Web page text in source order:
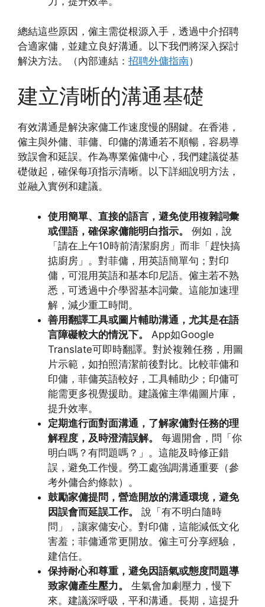
總結這些原因，僱主需從根源入手，透過中介招聘
合適家傭，並建立良好溝通。以下我們將深入探討
解決方法。（內部連結： 招聘外傭指南）
建立清晰的溝通基礎
有效溝通是解決家傭工作速度慢的關鍵。在香港，
僱主與外傭、菲傭、印傭的溝通若不順暢，容易導
致誤會和延誤。作為專業僱傭中心，我們建議從基
礎做起，確保每項指示清晰。以下詳細說明方法，
並融入實例和建議。
使用簡單、直接的語言，避免使用複雜詞彙
或俚語，確保家傭能明白指示。
例如，說
「請在上午10時前清潔廚房」而非「趕快搞
掂廚房」。對菲傭，用英語簡單句；對印
傭，可混用英語和基本印尼語。僱主若不熟
悉，可透過中介學習基本詞彙。這能加速理
解，減少重工時間。
善用翻譯工具或圖片輔助溝通，尤其是在語
言障礙較大的情況下。
App如Google
Translate可即時翻譯。對於複雜任務，用圖
片示範，如拍照清潔前後對比。比較菲傭和
印傭，菲傭英語較好，工具輔助少；印傭可
能需更多視覺援助。建議僱主準備圖片庫，
提升效率。
定期進行面對面溝通，了解家傭對任務的理
解程度，及時澄清誤解。
每週開會，問「你
明白嗎？有問題嗎？」。這能及時修正錯
誤，避免工作慢。勞工處強調溝通重要（參
考外傭合約條款）。
鼓勵家傭提問，營造開放的溝通環境，避免
因誤會而延誤工作。
說「有不明白隨時
問」，讓家傭安心。對印傭，這能減低文化
害羞；菲傭通常更開放。僱主可分享經驗，
建信任。
保持耐心和尊重，避免因語氣或態度問題導
致家傭產生壓力。
生氣會加劇壓力，慢下
來。建議深呼吸，平和溝通。長期，這提升